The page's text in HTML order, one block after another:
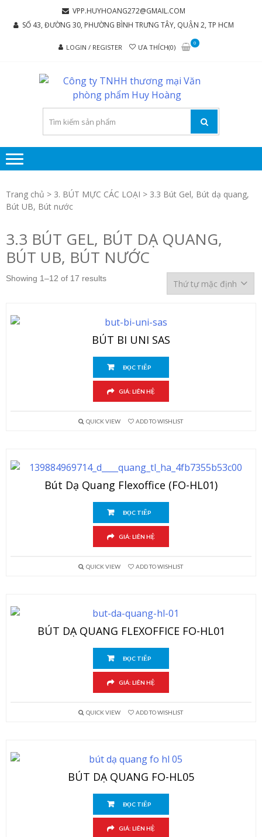
VPP.HUYHOANG272@GMAIL.COM
SỐ 43, ĐƯỜNG 30, PHƯỜNG BÌNH TRƯNG TÂY, QUẬN 2, TP HCM
LOGIN / REGISTER ƯA THÍCH(0)
0
Trang chủ > 3. BÚT MỰC CÁC LOẠI > 3.3 Bút Gel, Bút dạ quang,
Bút UB, Bút nước
3.3 BÚT GEL, BÚT DẠ QUANG,
BÚT UB, BÚT NƯỚC
Showing 1–12 of 17 results
BÚT BI UNI SAS
ĐỌC TIẾP
GIÁ: LIÊN HỆ
QUICK VIEW ADD TO WISHLIST
Bút Dạ Quang Flexoffice (FO-HL01)
ĐỌC TIẾP
GIÁ: LIÊN HỆ
QUICK VIEW ADD TO WISHLIST
BÚT DẠ QUANG FLEXOFFICE FO-HL01
ĐỌC TIẾP
GIÁ: LIÊN HỆ
QUICK VIEW ADD TO WISHLIST
BÚT DẠ QUANG FO-HL05
ĐỌC TIẾP
GIÁ: LIÊN HỆ